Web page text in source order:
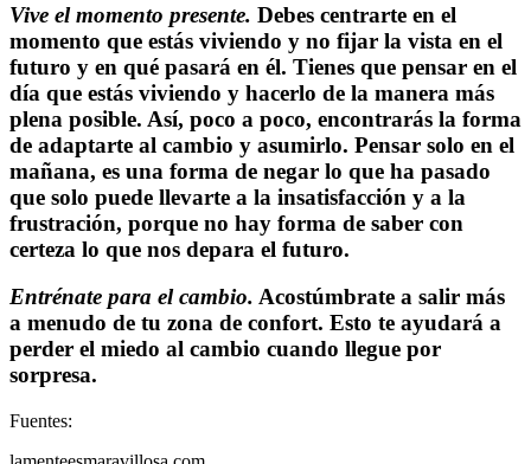
Vive el momento presente. Debes centrarte en el
momento que estás viviendo y no fijar la vista en el
futuro y en qué pasará en él. Tienes que pensar en el
día que estás viviendo y hacerlo de la manera más
plena posible. Así, poco a poco, encontrarás la forma
de adaptarte al cambio y asumirlo. Pensar solo en el
mañana, es una forma de negar lo que ha pasado
que solo puede llevarte a la insatisfacción y a la
frustración, porque no hay forma de saber con
certeza lo que nos depara el futuro.
Entrénate para el cambio. Acostúmbrate a salir más
a menudo de tu zona de confort. Esto te ayudará a
perder el miedo al cambio cuando llegue por
sorpresa.
Fuentes: